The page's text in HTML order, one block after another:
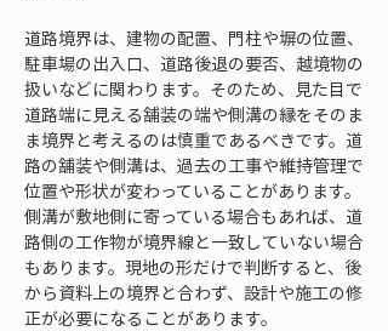
道路境界は、建物の配置、門柱や塀の位置、
駐車場の出入口、道路後退の要否、越境物の
扱いなどに関わります。そのため、見た目で
道路端に見える舗装の端や側溝の縁をそのま
ま境界と考えるのは慎重であるべきです。道
路の舗装や側溝は、過去の工事や維持管理で
位置や形状が変わっていることがあります。
側溝が敷地側に寄っている場合もあれば、道
路側の工作物が境界線と一致していない場合
もあります。現地の形だけで判断すると、後
から資料上の境界と合わず、設計や施工の修
正が必要になることがあります。